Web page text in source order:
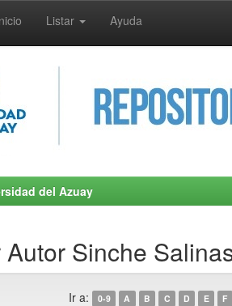
Listar Ayuda
del Azuay
Sinche
Ir a: 0-9 A B C D E F